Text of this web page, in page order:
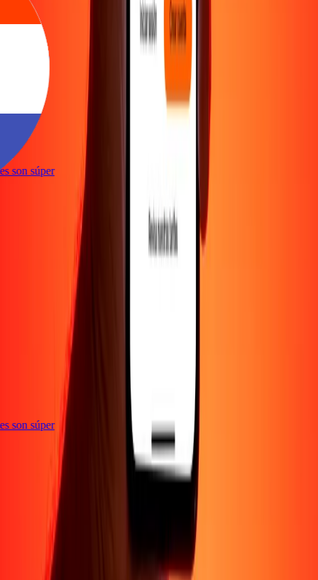
son súper
son súper
Blog Corporativo